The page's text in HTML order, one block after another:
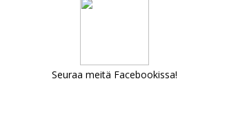
Seuraa meitä Facebookissa!